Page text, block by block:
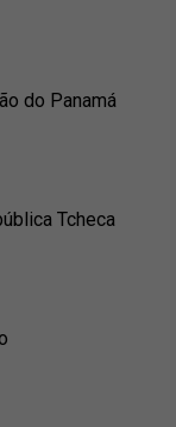
do Panamá
Tcheca